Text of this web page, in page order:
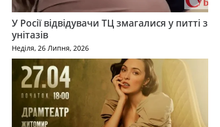
У Росії відвідувачи ТЦ змагалися у питті з
унітазів
Неділя, 26 Липня, 2026